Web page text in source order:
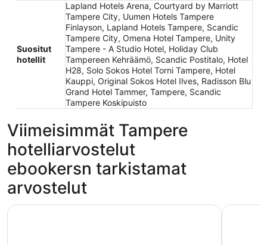
Suositut
hotellit
Lapland Hotels Arena, Courtyard by Marriott
Tampere City, Uumen Hotels Tampere
Finlayson, Lapland Hotels Tampere, Scandic
Tampere City, Omena Hotel Tampere, Unity
Tampere - A Studio Hotel, Holiday Club
Tampereen Kehräämö, Scandic Postitalo, Hotel
H28, Solo Sokos Hotel Torni Tampere, Hotel
Kauppi, Original Sokos Hotel Ilves, Radisson Blu
Grand Hotel Tammer, Tampere, Scandic
Tampere Koskipuisto
Viimeisimmät Tampere
hotelliarvostelut
ebookersn tarkistamat
arvostelut
Lapland Hotels Tampere